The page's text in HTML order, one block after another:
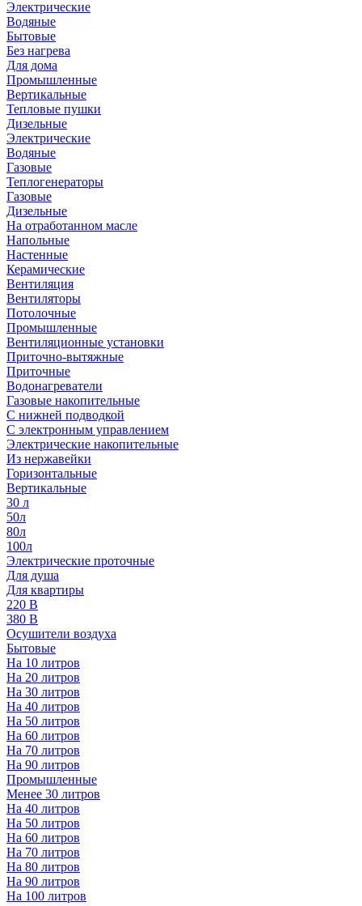
Электрические
Водяные
Бытовые
Без нагрева
Для дома
Промышленные
Вертикальные
Тепловые пушки
Дизельные
Электрические
Водяные
Газовые
Теплогенераторы
Газовые
Дизельные
На отработанном масле
Напольные
Настенные
Керамические
Вентиляция
Вентиляторы
Потолочные
Промышленные
Вентиляционные установки
Приточно-вытяжные
Приточные
Водонагреватели
Газовые накопительные
С нижней подводкой
С электронным управлением
Электрические накопительные
Из нержавейки
Горизонтальные
Вертикальные
30 л
50л
80л
100л
Электрические проточные
Для душа
Для квартиры
220 В
380 В
Осушители воздуха
Бытовые
На 10 литров
На 20 литров
На 30 литров
На 40 литров
На 50 литров
На 60 литров
На 70 литров
На 90 литров
Промышленные
Менее 30 литров
На 40 литров
На 50 литров
На 60 литров
На 70 литров
На 80 литров
На 90 литров
На 100 литров